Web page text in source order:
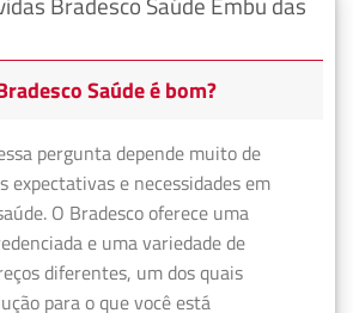
Saúde é bom?
pergunta depende muito de
expectativas e necessidades em
O Bradesco oferece uma
e uma variedade de
diferentes, um dos quais
para o que você está